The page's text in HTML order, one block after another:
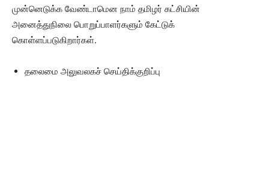
முன்னெடுக்க வேண்டாமென நாம் தமிழர் கட்சியின்
அனைத்துநிலை பொறுப்பாளர்களும் கேட்டுக்
கொள்ளப்படுகிறார்கள்.
தலைமை அலுவலகச் செய்திக்குறிப்பு